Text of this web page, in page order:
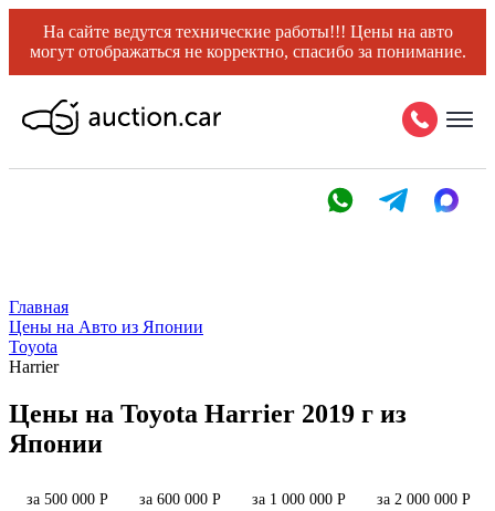
На сайте ведутся технические работы!!! Цены на авто
могут отображаться не корректно, спасибо за понимание.
Главная
Цены на Авто из Японии
Toyota
Harrier
Цены на Toyota Harrier 2019 г из
Японии
за 500 000 Р за 600 000 Р за 1 000 000 Р за 2 000 000 Р